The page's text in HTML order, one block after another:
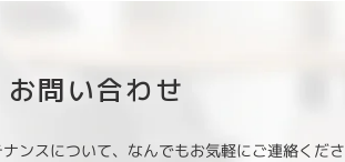
お問い合わせ
ンスについて、なんでもお気軽にご連絡くだ